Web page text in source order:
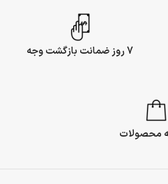
7 روز ضمانت بازگشت وجه
محصولات